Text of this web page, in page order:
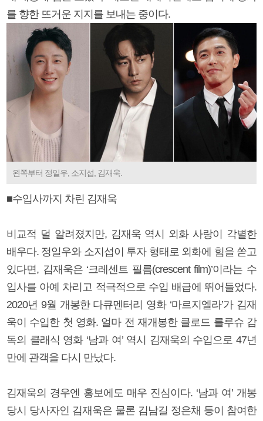
를 향한 뜨거운 지지를 보내는 중이다.
왼쪽부터 정일우, 소지섭, 김재욱.
■수입사까지 차린 김재욱
비교적 덜 알려졌지만, 김재욱 역시 외화 사랑이 각별한
배우다. 정일우와 소지섭이 투자 형태로 외화에 힘을 쏟고
있다면, 김재욱은 ‘크레센트 필름(crescent film)’이라는 수
입사를 아예 차리고 적극적으로 수입 배급에 뛰어들었다.
2020년 9월 개봉한 다큐멘터리 영화 ‘마르지엘라’가 김재
욱이 수입한 첫 영화. 얼마 전 재개봉한 클로드 를루슈 감
독의 클래식 영화 ‘남과 여’ 역시 김재욱의 수입으로 47년
만에 관객을 다시 만났다.
김재욱의 경우엔 홍보에도 매우 진심이다. ‘남과 여’ 개봉
당시 당사자인 김재욱은 물론 김남길 정은채 등이 참여한